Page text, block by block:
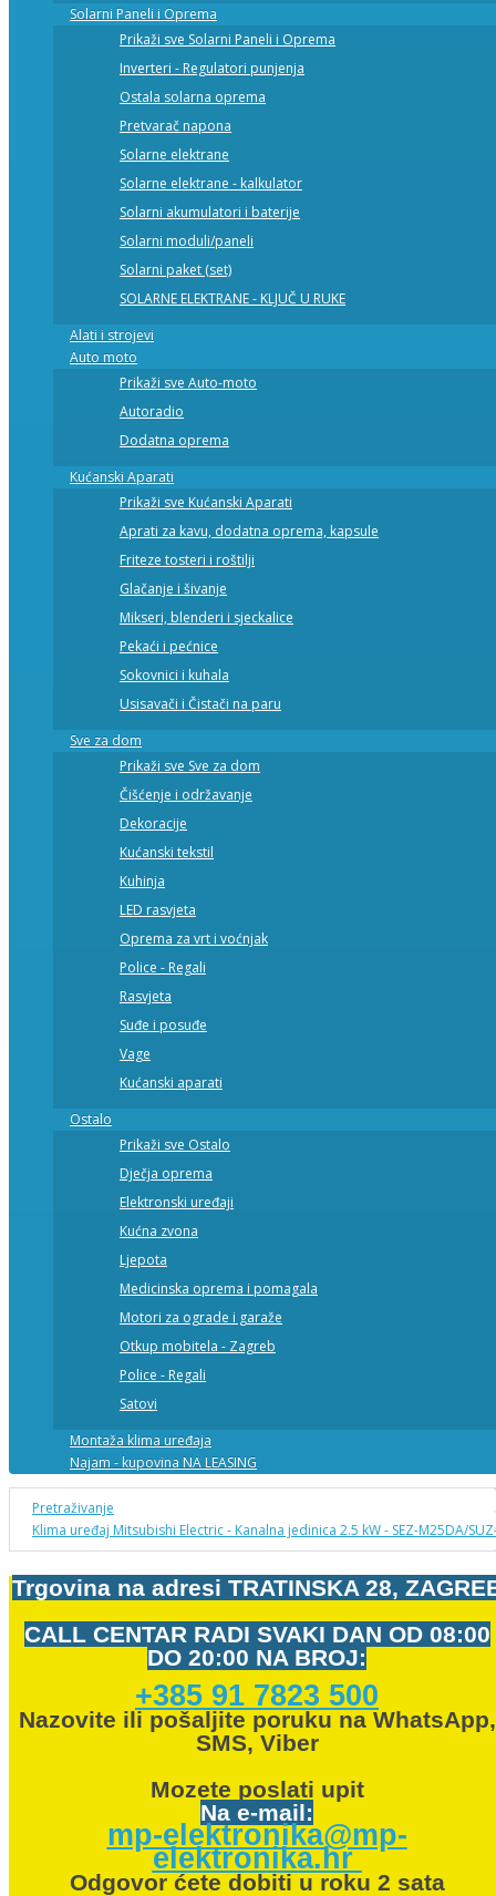
Solarni Paneli i Oprema
Prikaži sve Solarni Paneli i Oprema
Inverteri - Regulatori punjenja
Ostala solarna oprema
Pretvarač napona
Solarne elektrane
Solarne elektrane - kalkulator
Solarni akumulatori i baterije
Solarni moduli/paneli
Solarni paket (set)
SOLARNE ELEKTRANE - KLJUČ U RUKE
Alati i strojevi
Auto moto
Prikaži sve Auto-moto
Autoradio
Dodatna oprema
Kućanski Aparati
Prikaži sve Kućanski Aparati
Aprati za kavu, dodatna oprema, kapsule
Friteze tosteri i roštilji
Glačanje i šivanje
Mikseri, blenderi i sjeckalice
Pekaći i pećnice
Sokovnici i kuhala
Usisavači i Čistači na paru
Sve za dom
Prikaži sve Sve za dom
Čišćenje i održavanje
Dekoracije
Kućanski tekstil
Kuhinja
LED rasvjeta
Oprema za vrt i voćnjak
Police - Regali
Rasvjeta
Suđe i posuđe
Vage
Kućanski aparati
Ostalo
Prikaži sve Ostalo
Dječja oprema
Elektronski uređaji
Kućna zvona
Ljepota
Medicinska oprema i pomagala
Motori za ograde i garaže
Otkup mobitela - Zagreb
Police - Regali
Satovi
Montaža klima uređaja
Najam - kupovina NA LEASING
Pretraživanje
Klima uređaj Mitsubishi Electric - Kanalna jedinica 2.5 kW - SEZ-M25DA/
Trgovina na adresi TRATINSKA 28,
CALL CENTAR RADI SVAKI DAN OD 08:00
DO 20:00 NA BROJ:
+385 91 7823 500
Nazovite ili pošaljite poruku na WhatsApp,
SMS, Viber
Mozete poslati upit
Na e-mail:
mp-elektronika@mp-
elektronika.hr
Odgovor ćete dobiti u roku 2 sata